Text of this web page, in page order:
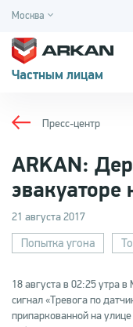
Москва
Частным лицам
Пресс-центр
ARKAN:
эвакуаторе
21 августа 2017
Попытка угона
18 августа в 02:25 утра
сигнал «Тревога по
припаркованной на